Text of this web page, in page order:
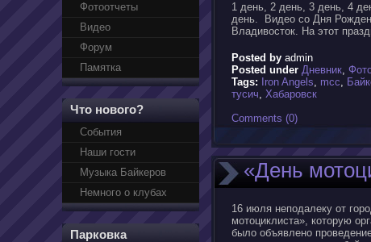
Фотоотчеты
Видео
Форум
Памятка
Что нового?
События
Наши гости
Музыка Байкеров
Немного о клубах
Парковка
1 день, 2 день, 3 день, 4
день. Видео со Дня
Владивосток. На этот
Posted by admin
Posted under Дневник,
Tags:
Iron Angels, mcc,
тусич, Хабаровск
Comments (0)
«День
16 июля неподалеку от
мотоциклиста», которую
было объявлено